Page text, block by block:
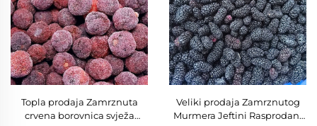
Topla prodaja Zamrznuta
crvena borovnica svježa
Veliki prodaja Zamrznutog
Murmera Jeftini Rasprodani